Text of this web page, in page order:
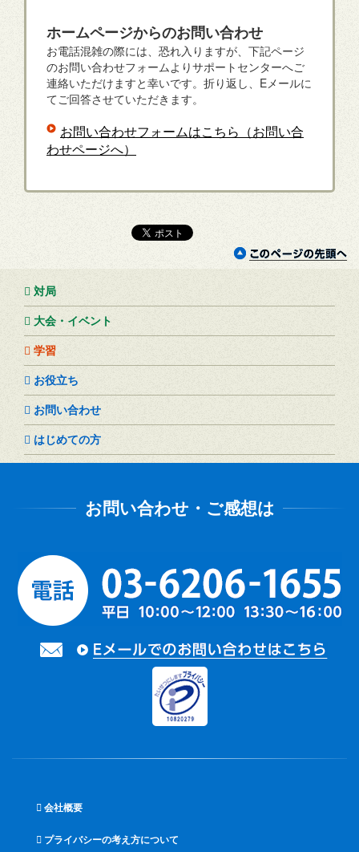
ホームページからのお問い合わせ
お電話混雑の際には、恐れ入りますが、下記ページ
のお問い合わせフォームよりサポートセンターへご
連絡いただけますと幸いです。折り返し、Eメールに
てご回答させていただきます。
お問い合わせフォームはこちら（お問い合
わせページへ）
対局
大会・イベント
学習
お役立ち
お問い合わせ
はじめての方
会社概要
プライバシーの考え方について